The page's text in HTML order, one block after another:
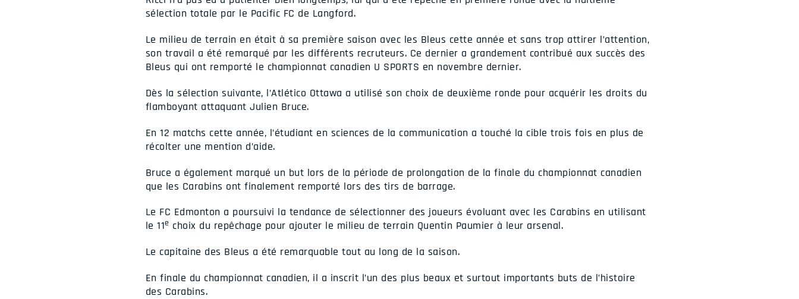
sélection totale par le Pacific FC de Langford.
Le milieu de terrain en était à sa première saison avec les Bleus cette année et sans trop attirer l’attention,
son travail a été remarqué par les différents recruteurs. Ce dernier a grandement contribué aux succès des
Bleus qui ont remporté le championnat canadien U SPORTS en novembre dernier.
Dès la sélection suivante, l’Atlético Ottawa a utilisé son choix de deuxième ronde pour acquérir les droits du
flamboyant attaquant Julien Bruce.
En 12 matchs cette année, l’étudiant en sciences de la communication a touché la cible trois fois en plus de
récolter une mention d’aide.
Bruce a également marqué un but lors de la période de prolongation de la finale du championnat canadien
que les Carabins ont finalement remporté lors des tirs de barrage.
Le FC Edmonton a poursuivi la tendance de sélectionner des joueurs évoluant avec les Carabins en utilisant
le 11e choix du repêchage pour ajouter le milieu de terrain Quentin Paumier à leur arsenal.
Le capitaine des Bleus a été remarquable tout au long de la saison.
En finale du championnat canadien, il a inscrit l’un des plus beaux et surtout importants buts de l’histoire
des Carabins.